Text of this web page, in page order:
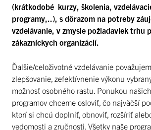
(krátkodobé kurzy, školenia,
programy,..), s dôrazom na potreby
vzdelávanie, v zmysle požiadaviek trhu
zákazníckych organizácií.
Ďalšie/celoživotné vzdelávanie
zlepšovanie, zefektívnenie výkonu
možnosť osobného rastu. Ponukou
programov chceme osloviť, čo najväčší
ktorí si chcú doplniť, obnoviť, rozšíriť
vedomosti a zručnosti. Všetky naše